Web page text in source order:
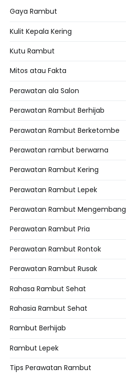
Gaya Rambut
Kulit Kepala Kering
Kutu Rambut
Mitos atau Fakta
Perawatan ala Salon
Perawatan Rambut Berhijab
Perawatan Rambut Berketombe
Perawatan rambut berwarna
Perawatan Rambut Kering
Perawatan Rambut Lepek
Perawatan Rambut Mengembang
Perawatan Rambut Pria
Perawatan Rambut Rontok
Perawatan Rambut Rusak
Rahasa Rambut Sehat
Rahasia Rambut Sehat
Rambut Berhijab
Rambut Lepek
Tips Perawatan Rambut